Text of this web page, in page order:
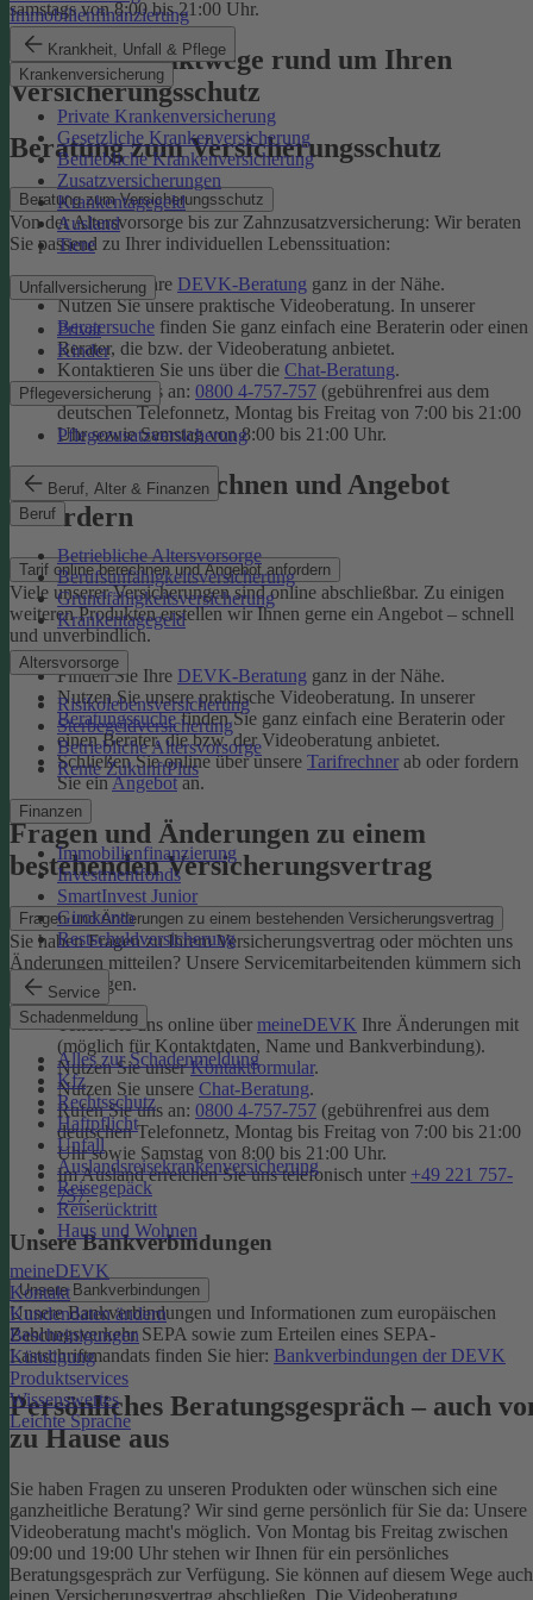
Immobilienfinanzierung
Krankheit, Unfall & Pflege
Krankenversicherung
Private Krankenversicherung
Gesetzliche Krankenversicherung
Betriebliche Krankenversicherung
Zusatzversicherungen
Krankentagegeld
Ausland
Tiere
Unfallversicherung
Privat
Kinder
Pflegeversicherung
Pflegezusatzversicherung
Beruf, Alter & Finanzen
Beruf
Betriebliche Altersvorsorge
Berufsunfähigkeitsversicherung
Grundfähigkeitsversicherung
Krankentagegeld
Altersvorsorge
Risikolebensversicherung
Sterbegeldversicherung
Betriebliche Altersvorsorge
Rente ZukunftPlus
Finanzen
Immobilienfinanzierung
Investmentfonds
SmartInvest Junior
Girokonto
Restschuldversicherung
Service
Schadenmeldung
Alles zur Schadenmeldung
Kfz
Rechtsschutz
Haftpflicht
Unfall
Auslandsreisekrankenversicherung
Reisegepäck
Reiserücktritt
Haus und Wohnen
meineDEVK
Kontakt
Kundendaten ändern
Bescheinigungen
Kündigung
Produktservices
Wissenswertes
Leichte Sprache
samstags von 8:00 bis 21:00 Uhr.
Unsere Kontaktwege rund um Ihren
Versicherungsschutz
Beratung zum Versicherungsschutz
Beratung zum Versicherungsschutz
Von der Altersvorsorge bis zur Zahnzusatzversicherung: Wir beraten
Sie passend zu Ihrer individuellen Lebenssituation:
Finden Sie Ihre DEVK-Beratung ganz in der Nähe.
Nutzen Sie unsere praktische Videoberatung. In unserer
Beratersuche finden Sie ganz einfach eine Beraterin oder einen
Berater, die bzw. der Videoberatung anbietet.
Kontaktieren Sie uns über die Chat-Beratung.
Rufen Sie uns an: 0800 4-757-757 (gebührenfrei aus dem
deutschen Telefonnetz, Montag bis Freitag von 7:00 bis 21:00
Uhr sowie Samstag von 8:00 bis 21:00 Uhr.
Tarif online berechnen und Angebot
anfordern
Tarif online berechnen und Angebot anfordern
Viele unserer Versicherungen sind online abschließbar. Zu einigen
weiteren Produkten erstellen wir Ihnen gerne ein Angebot – schnell
und unverbindlich.
Finden Sie Ihre DEVK-Beratung ganz in der Nähe.
Nutzen Sie unsere praktische Videoberatung. In unserer
Beratungssuchefinden Sie ganz einfach eine Beraterin oder
einen Berater, die bzw. der Videoberatung anbietet.
Schließen Sie online über unsere Tarifrechner ab oder fordern
Sie einAngebotan.
Fragen und Änderungen zu einem
bestehenden Versicherungsvertrag
Fragen und Änderungen zu einem bestehenden Versicherungsvertrag
Sie haben Fragen zu Ihrem Versicherungsvertrag oder möchten uns
Änderungen mitteilen? Unsere Servicemitarbeitenden kümmern sich
um Ihr Anliegen.
Teilen Sie uns online über meineDEVK Ihre Änderungen mit
(möglich für Kontaktdaten, Name und Bankverbindung).
Nutzen Sie unserKontaktformular.
Nutzen Sie unsere Chat-Beratung.
Rufen Sie uns an: 0800 4-757-757 (gebührenfrei aus dem
deutschen Telefonnetz, Montag bis Freitag von 7:00 bis 21:00
Uhr sowie Samstag von 8:00 bis 21:00 Uhr.
Im Ausland erreichen Sie uns telefonisch unter +49 221 757-
757.
Unsere Bankverbindungen
Unsere Bankverbindungen
Unsere Bankverbindungen und Informationen zum europäischen
Zahlungsverkehr SEPA sowie zum Erteilen eines SEPA-
Lastschriftmandats finden Sie hier: Bankverbindungen der DEVK
Persönliches Beratungsgespräch – auch
zu Hause aus
Sie haben Fragen zu unseren Produkten oder wünschen sich eine
ganzheitliche Beratung? Wir sind gerne persönlich für Sie da: Unsere
Videoberatung macht's möglich. Von Montag bis Freitag zwischen
09:00 und 19:00 Uhr stehen wir Ihnen für ein persönliches
Beratungsgespräch zur Verfügung. Sie können auf diesem Wege auch